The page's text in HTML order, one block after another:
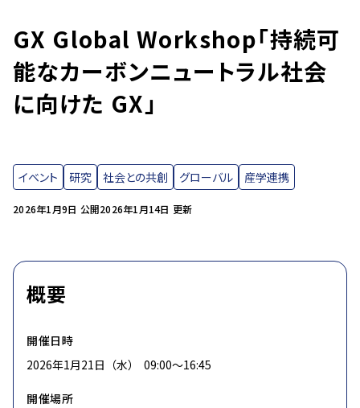
GX Global Workshop「持続可
能なカーボンニュートラル社会
に向けた GX」
2026年1月9日 公開2026年1月14日 更新
イベント 研究 社会との共創 グローバル 産学連携
概要
開催日時
2026年1月21日（水） 09:00〜16:45
開催場所